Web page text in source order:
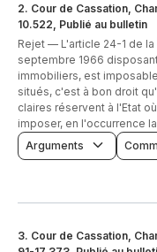
2. Cour de Cassation,
10.522, Publié au bulletin
Rejet — L'article 24-1 de la
septembre 1966
immobiliers, est
situés, c'est à bon droit
claires réservent à l'Etat
imposer, en l'occurrence
Arguments
3. Cour de Cassation,